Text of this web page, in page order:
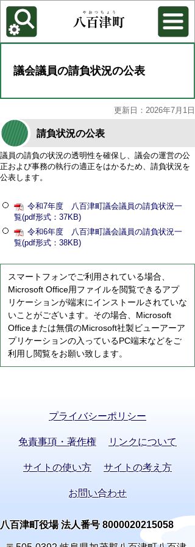
各種機能
背景色を変更する
議会議員の請負状況の公表
更新日：2026年7月1日
請負状況の公表
議員の請負の状況の透明性を確保し、議会の運営の公
正および事務の執行の適正をはかるため、請負状況を
公表します。
令和7年度 八百津町議会議員の請負状況一
覧(pdf形式：37KB)
令和6年度 八百津町議会議員の請負状況一
覧(pdf形式：38KB)
スマートフォンでご利用されている場合、
Microsoft Office用ファイルを閲覧できるアプ
リケーションが端末にインストールされていな
いことがございます。その場合、Microsoft
Officeまたは無償のMicrosoft社製ビューアーア
プリケーションの入っているPC端末などをご
利用し閲覧をお願い致します。
プライバシーポリシー
免責事項・著作権 リンクについて
サイトの使い方 サイトの考え方
お問い合わせ
八百津町役場 法人番号 8000020215058